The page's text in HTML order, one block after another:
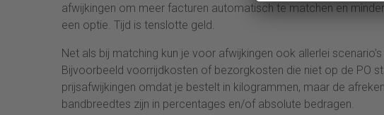
afwijkingen om meer facturen automatisch te matchen en
een optie. Tijd is tenslotte geld.
Net als bij matching kun je voor afwijkingen ook allerlei
Bijvoorbeeld voorrijdkosten of bezorgkosten die niet op de PO
prijsafwijkingen omdat je bestelt in kilogrammen, maar de
bandbreedtes zijn in percentages en/of absolute bedragen.